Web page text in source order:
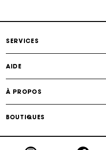
SERVICES
AIDE
À PROPOS
BOUTIQUES